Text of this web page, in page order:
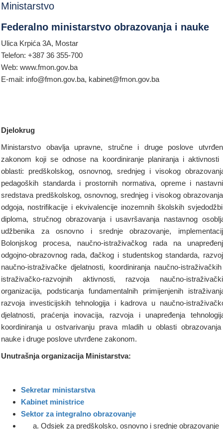
Ministarstvo
Federalno ministarstvo obrazovanja i nauke
Ulica Krpića 3A, Mostar
Telefon: +387 36 355-700
Web: www.fmon.gov.ba
E-mail: info@fmon.gov.ba, kabinet@fmon.gov.ba
Djelokrug
Ministarstvo obavlja upravne, stručne i druge poslove
zakonom koji se odnose na koordiniranje planiranja i aktivnosti
oblasti: predškolskog, osnovnog, srednjeg i visokog
pedagoških standarda i prostornih normativa, opreme i
sredstava predškolskog, osnovnog, srednjeg i visokog
odgoja, nostrifikacije i ekvivalencije inozemnih školskih
diploma, stručnog obrazovanja i usavršavanja nastavnog
udžbenika za osnovno i srednje obrazovanje,
Bolonjskog procesa, naučno-istraživačkog rada na
odgojno-obrazovnog rada, đačkog i studentskog standarda,
naučno-istraživačke djelatnosti, koordiniranja naučno-
istraživačko-razvojnih aktivnosti, razvoja naučno-
organizacija, podsticanja fundamentalnih primijenjenih
razvoja investicijskih tehnologija i kadrova u naučno-
djelatnosti, praćenja inovacija, razvoja i unapređenja
koordiniranja u ostvarivanju prava mladih u oblasti
nauke i druge poslove utvrđene zakonom.
Unutrašnja organizacija Ministarstva:
Sekretar ministarstva
Kabinet ministrice
Sektor za integralno obrazovanje
Odsjek za predškolsko, osnovno i srednje obrazovanje